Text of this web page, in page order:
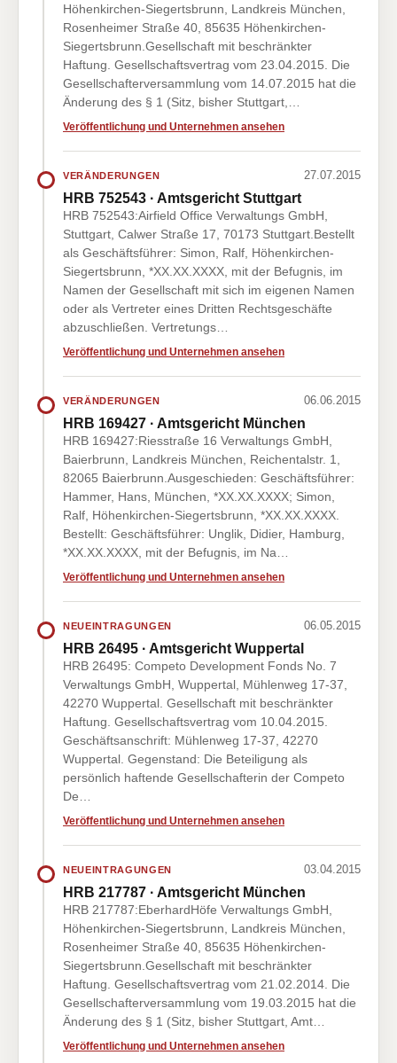
Höhenkirchen-Siegertsbrunn, Landkreis München,
Rosenheimer Straße 40, 85635 Höhenkirchen-
Siegertsbrunn.Gesellschaft mit beschränkter
Haftung. Gesellschaftsvertrag vom 23.04.2015. Die
Gesellschafterversammlung vom 14.07.2015 hat die
Änderung des § 1 (Sitz, bisher Stuttgart,…
Veröffentlichung und Unternehmen ansehen
VERÄNDERUNGEN 27.07.2015
HRB 752543 · Amtsgericht Stuttgart
HRB 752543:Airfield Office Verwaltungs GmbH,
Stuttgart, Calwer Straße 17, 70173 Stuttgart.Bestellt
als Geschäftsführer: Simon, Ralf, Höhenkirchen-
Siegertsbrunn, *XX.XX.XXXX, mit der Befugnis, im
Namen der Gesellschaft mit sich im eigenen Namen
oder als Vertreter eines Dritten Rechtsgeschäfte
abzuschließen. Vertretungs…
Veröffentlichung und Unternehmen ansehen
VERÄNDERUNGEN 06.06.2015
HRB 169427 · Amtsgericht München
HRB 169427:Riesstraße 16 Verwaltungs GmbH,
Baierbrunn, Landkreis München, Reichentalstr. 1,
82065 Baierbrunn.Ausgeschieden: Geschäftsführer:
Hammer, Hans, München, *XX.XX.XXXX; Simon,
Ralf, Höhenkirchen-Siegertsbrunn, *XX.XX.XXXX.
Bestellt: Geschäftsführer: Unglik, Didier, Hamburg,
*XX.XX.XXXX, mit der Befugnis, im Na…
Veröffentlichung und Unternehmen ansehen
NEUEINTRAGUNGEN 06.05.2015
HRB 26495 · Amtsgericht Wuppertal
HRB 26495: Competo Development Fonds No. 7
Verwaltungs GmbH, Wuppertal, Mühlenweg 17-37,
42270 Wuppertal. Gesellschaft mit beschränkter
Haftung. Gesellschaftsvertrag vom 10.04.2015.
Geschäftsanschrift: Mühlenweg 17-37, 42270
Wuppertal. Gegenstand: Die Beteiligung als
persönlich haftende Gesellschafterin der Competo
De…
Veröffentlichung und Unternehmen ansehen
NEUEINTRAGUNGEN 03.04.2015
HRB 217787 · Amtsgericht München
HRB 217787:EberhardHöfe Verwaltungs GmbH,
Höhenkirchen-Siegertsbrunn, Landkreis München,
Rosenheimer Straße 40, 85635 Höhenkirchen-
Siegertsbrunn.Gesellschaft mit beschränkter
Haftung. Gesellschaftsvertrag vom 21.02.2014. Die
Gesellschafterversammlung vom 19.03.2015 hat die
Änderung des § 1 (Sitz, bisher Stuttgart, Amt…
Veröffentlichung und Unternehmen ansehen